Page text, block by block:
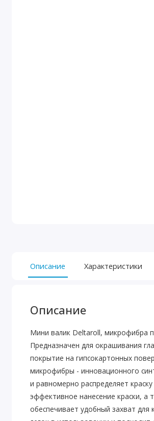
Описание Характеристики
Описание
Мини валик Deltaroll, микрофибра
Предназначен для окрашивания
покрытие на гипсокартонных
микрофибры - инновационного
и равномерно распределяет
эффективное нанесение краски, а
обеспечивает удобный захват